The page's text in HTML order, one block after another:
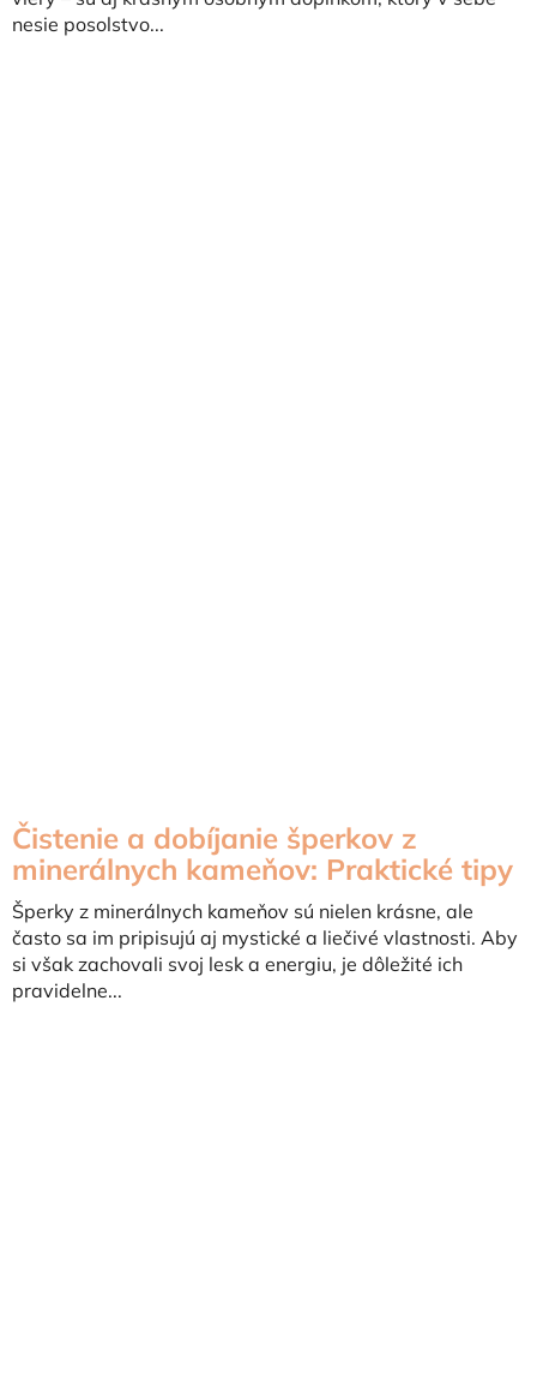
nesie posolstvo...
Čistenie a dobíjanie šperkov z
minerálnych kameňov: Praktické tipy
Šperky z minerálnych kameňov sú nielen krásne, ale
často sa im pripisujú aj mystické a liečivé vlastnosti. Aby
si však zachovali svoj lesk a energiu, je dôležité ich
pravidelne...